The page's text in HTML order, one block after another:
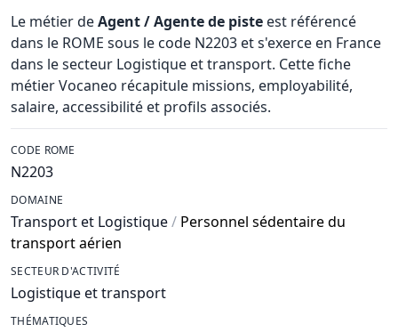
Le métier deAgent / Agente de piste est référencé
dans le ROME sous le code N2203 et s'exerce en France
dans le secteur Logistique et transport. Cette fiche
métier Vocaneo récapitule missions, employabilité,
salaire, accessibilité et profils associés.
CODE ROME
N2203
DOMAINE
Transport et Logistique/ Personnel sédentaire du
transport aérien
SECTEUR D'ACTIVITÉ
Logistique et transport
THÉMATIQUES